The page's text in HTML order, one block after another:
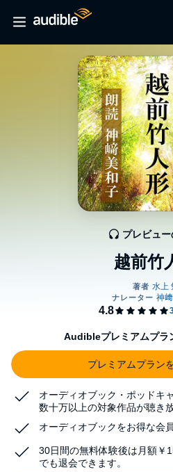
越前竹
プレビュー
Audibleプレミアムプラ
プレミアムプラン
オーディオブック・ポッドキ
数十万以上の対象作品が聴き放
オーディオブックをお得な会
30日間の無料体験後は月額￥
でも退会できます。